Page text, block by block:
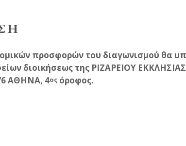
προσφορών του διαγωνισμού θα
διοικήσεως της ΡΙΖΑΡΕΙΟΥ
ΑΘΗΝΑ, 4ος όροφος.